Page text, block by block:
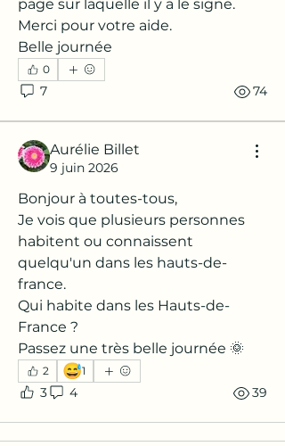
page sur laquelle il y a le signe.
Merci pour votre aide.
Belle journée
0
7 74
Aurélie Billet
9 juin 2026
Bonjour à toutes-tous,
Je vois que plusieurs personnes
habitent ou connaissent
quelqu'un dans les hauts-de-
france.
Qui habite dans les Hauts-de-
France ?
Passez une très belle journée 🌞
2 😅1
3 4 39